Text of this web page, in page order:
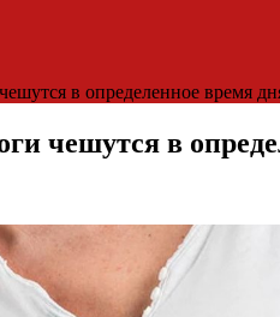
в определенное время
чешутся в